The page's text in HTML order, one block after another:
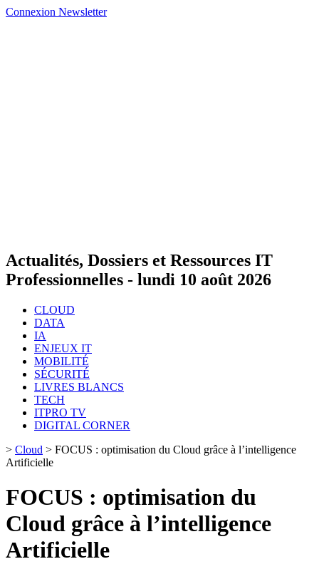
Connexion Newsletter
Actualités, Dossiers et Ressources IT
Professionnelles - lundi 10 août 2026
CLOUD
DATA
IA
ENJEUX IT
MOBILITÉ
SÉCURITÉ
LIVRES BLANCS
TECH
ITPRO TV
DIGITAL CORNER
> Cloud > FOCUS : optimisation du Cloud grâce à l’intelligence
Artificielle
FOCUS : optimisation du
Cloud grâce à l’intelligence
Artificielle